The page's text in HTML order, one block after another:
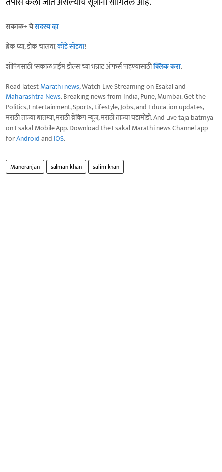
सकाळ+ चेसदस्य व्हा
ब्रेक घ्या, डोकं चालवा,कोडे सोडवा!
शॉपिंगसाठी 'सकाळ प्राईम डील्स'च्या भन्नाट ऑफर्स पाहण्यासाठीक्लिक करा.
Read latestMarathi news, Watch Live Streaming on Esakal and
Maharashtra News. Breaking news from India, Pune, Mumbai. Get the
Politics, Entertainment, Sports, Lifestyle, Jobs, and Education updates,
मराठी ताज्या बातम्या, मराठी ब्रेकिंग न्यूज, मराठी ताज्या घडामोडी. And Live taja batmya
on Esakal Mobile App. Download the Esakal Marathi news Channel app
forAndroidand IOS.
Manoranjan salman khan salim khan